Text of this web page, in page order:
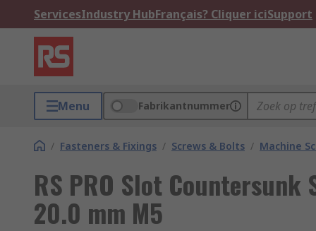
ServicesIndustry HubFrançais? Cliquer iciSupport
Menu Fabrikantnummer
/ Fasteners & Fixings / Screws & Bolts / Machine
RS PRO Slot Countersunk
20.0 mm M5